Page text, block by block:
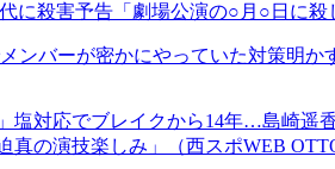
に殺害予告「劇場公演の○月○日に殺
ンバーが密かにやっていた対策明
塩対応でブレイクから14年…島崎
真の演技楽しみ」（西スポWEB